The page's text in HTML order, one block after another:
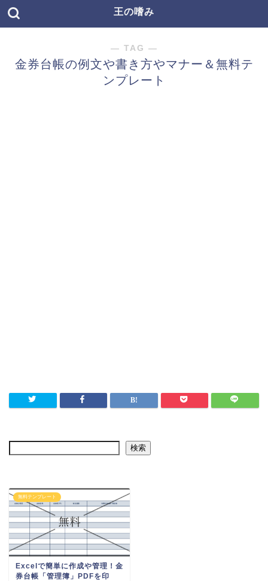
王の嗜み
― TAG ―
金券台帳の例文や書き方やマナー＆無料テ
ンプレート
検索
無料テンプレート
Excelで簡単に作成や管理！金
券台帳「管理簿」PDFを印